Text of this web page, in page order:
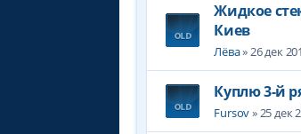
Жидкое
Киев
Лёва» 26 дек
Куплю 3-й
Fursov» 25 дек